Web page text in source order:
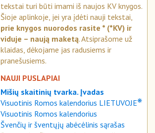
tekstai turi būti imami iš naujos KV knygos.
Šioje aplinkoje, jei yra įdėti nauji tekstai,
prie knygos nuorodos rasite * (*KV) ir
viduje – naują maketą. Atsiprašome už
klaidas, dėkojame jas radusiems ir
pranešusiems.
NAUJI PUSLAPIAI
Mišių skaitinių tvarka. Įvadas
Visuotinis Romos kalendorius LIETUVOJE❋
Visuotinis Romos kalendorius
Švenčių ir šventųjų abėcėlinis sąrašas